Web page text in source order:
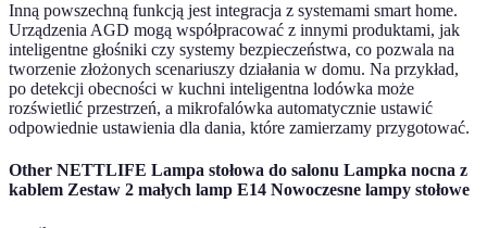
Inną powszechną funkcją jest integracja z systemami smart home.
Urządzenia AGD mogą współpracować z innymi produktami, jak
inteligentne głośniki czy systemy bezpieczeństwa, co pozwala na
tworzenie złożonych scenariuszy działania w domu. Na przykład,
po detekcji obecności w kuchni inteligentna lodówka może
rozświetlić przestrzeń, a mikrofalówka automatycznie ustawić
odpowiednie ustawienia dla dania, które zamierzamy przygotować.
Other NETTLIFE Lampa stołowa do salonu Lampka nocna z
kablem Zestaw 2 małych lamp E14 Nowoczesne lampy stołowe